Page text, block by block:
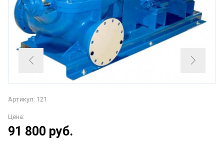
Артикул: 121
Цена:
91 800 руб.